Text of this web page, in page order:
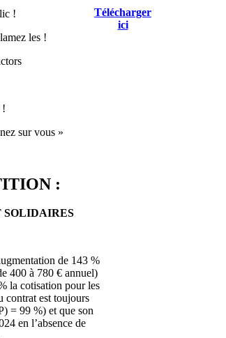
!
les !
!
sur vous »
Télécharger
ici
:
SOLIDAIRES
de 143 %
400 à 780 € annuel)
la cotisation pour les
contrat est toujours
= 99 %) et que son
en l’absence de